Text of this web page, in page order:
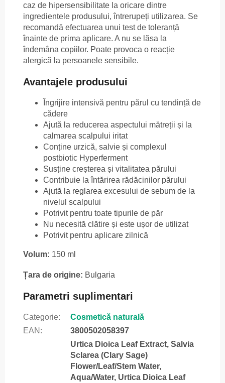
caz de hipersensibilitate la oricare dintre
ingredientele produsului, întrerupeți utilizarea. Se
recomandă efectuarea unui test de toleranță
înainte de prima aplicare. A nu se lăsa la
îndemâna copiilor. Poate provoca o reacție
alergică la persoanele sensibile.
Avantajele produsului
Îngrijire intensivă pentru părul cu tendință de
cădere
Ajută la reducerea aspectului mătreții și la
calmarea scalpului iritat
Conține urzică, salvie și complexul
postbiotic Hyperferment
Susține creșterea și vitalitatea părului
Contribuie la întărirea rădăcinilor părului
Ajută la reglarea excesului de sebum de la
nivelul scalpului
Potrivit pentru toate tipurile de păr
Nu necesită clătire și este ușor de utilizat
Potrivit pentru aplicare zilnică
Volum: 150 ml
Țara de origine: Bulgaria
Parametri suplimentari
Categorie:
Cosmetică naturală
EAN : 3800502058397
Urtica Dioica Leaf Extract, Salvia
Sclarea (Clary Sage)
Flower/Leaf/Stem Water,
Aqua/Water, Urtica Dioica Leaf